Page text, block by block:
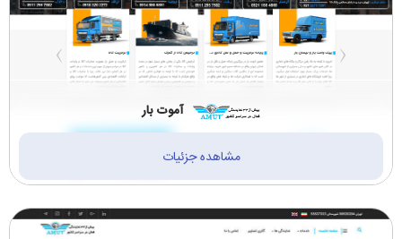
آموت بار
مشاهده جزئیات